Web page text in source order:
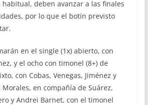
habitual, deben avanzar a las finales
por lo que el botín previsto
en el single (1x) abierto, con
y el ocho con timonel (8+) de
con Cobas, Venegas, Jiménez y
en compañía de Suárez,
y Andrei Barnet, con el timonel